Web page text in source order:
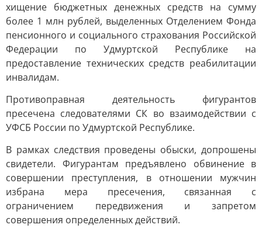
хищение бюджетных денежных средств на сумму
более 1 млн рублей, выделенных Отделением Фонда
пенсионного и социального страхования Российской
Федерации по Удмуртской Республике на
предоставление технических средств реабилитации
инвалидам.
Противоправная деятельность фигурантов
пресечена следователями СК во взаимодействии с
УФСБ России по Удмуртской Республике.
В рамках следствия проведены обыски, допрошены
свидетели. Фигурантам предъявлено обвинение в
совершении преступления, в отношении мужчин
избрана мера пресечения, связанная с
ограничением передвижения и запретом
совершения определенных действий.